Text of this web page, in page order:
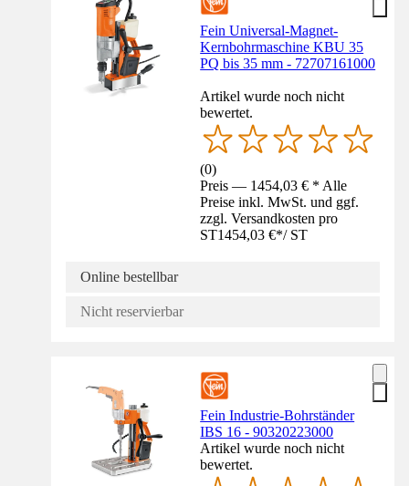
Fein Universal-Magnet-
Kernbohrmaschine KBU 35
PQ bis 35 mm - 72707161000
Artikel wurde noch nicht
bewertet.
(0)
Preis — 1454,03 € * Alle
Preise inkl. MwSt. und ggf.
zzgl. Versandkosten pro
ST1454,03 €*/ ST
Online bestellbar
Nicht reservierbar
Fein Industrie-Bohrständer
IBS 16 - 90320223000
Artikel wurde noch nicht
bewertet.